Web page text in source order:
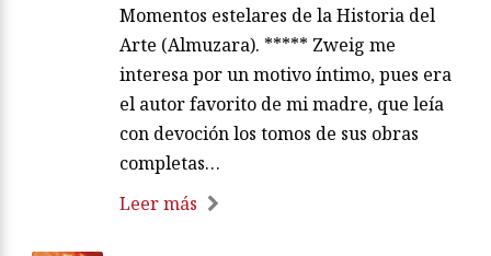
Momentos estelares de la Historia del
Arte (Almuzara). ***** Zweig me
interesa por un motivo íntimo, pues era
el autor favorito de mi madre, que leía
con devoción los tomos de sus obras
completas…
Leer más